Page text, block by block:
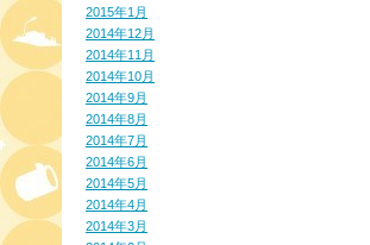
2015年1月
2014年12月
2014年11月
2014年10月
2014年9月
2014年8月
2014年7月
2014年6月
2014年5月
2014年4月
2014年3月